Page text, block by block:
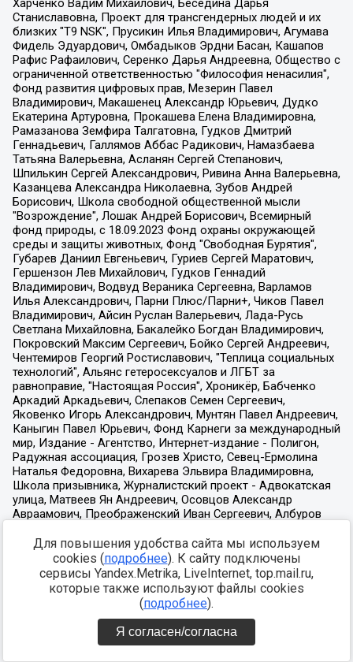
Для повышения удобства сайта мы используем
cookies (подробнее). К сайту подключены
сервисы Yandex.Metrika, LiveInternet, top.mail.ru,
которые также используют файлы cookies
(подробнее).
Я согласен/согласна